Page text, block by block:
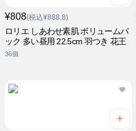
¥808(税込¥888.8)
ロリエ しあわせ素肌 ボリュームパ
ック 多い昼用 22.5cm 羽つき 花王
36個